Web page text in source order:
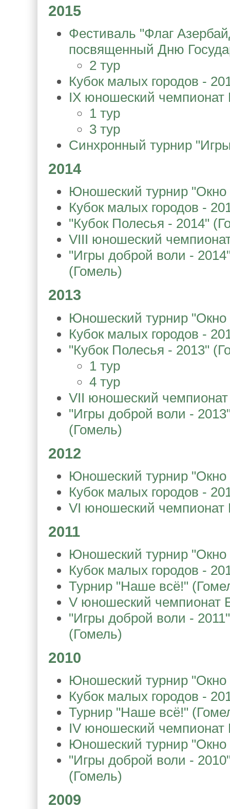
2015
Фестиваль "Флаг
посвященный Дню
2 тур
Кубок малых городов -
IX юношеский
1 тур
3 тур
Синхронный турнир
2014
Юношеский турнир
Кубок малых городов -
"Кубок Полесья - 2014"
VIII юношеский
"Игры доброй воли -
(Гомель)
2013
Юношеский турнир
Кубок малых городов -
"Кубок Полесья - 2013"
1 тур
4 тур
VII юношеский
"Игры доброй воли -
(Гомель)
2012
Юношеский турнир
Кубок малых городов -
VI юношеский
2011
Юношеский турнир "Окно
Кубок малых городов -
Турнир "Наше всё!"
V юношеский чемпионат
"Игры доброй воли -
(Гомель)
2010
Юношеский турнир "Окно
Кубок малых городов -
Турнир "Наше всё!"
IV юношеский
Юношеский турнир
"Игры доброй воли -
(Гомель)
2009